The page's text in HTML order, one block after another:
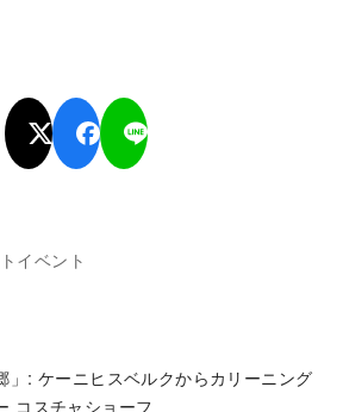
イベント
」: ケーニヒスベルクからカリーニング
コスチャショーフ